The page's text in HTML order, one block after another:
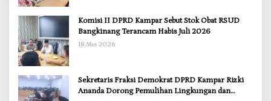
Komisi II DPRD Kampar Sebut Stok Obat RSUD
Bangkinang Terancam Habis Juli 2026
18 Mei 2026
Sekretaris Fraksi Demokrat DPRD Kampar Rizki
Ananda Dorong Pemulihan Lingkungan dan